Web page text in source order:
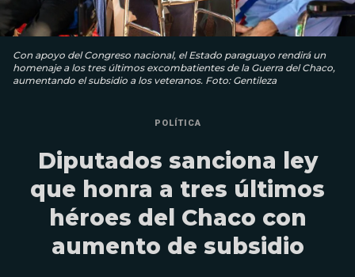
Con apoyo del Congreso nacional, el Estado paraguayo rendirá un
homenaje a los tres últimos excombatientes de la Guerra del Chaco,
aumentando el subsidio a los veteranos. Foto: Gentileza
POLÍTICA
Diputados sanciona ley
que honra a tres últimos
héroes del Chaco con
aumento de subsidio